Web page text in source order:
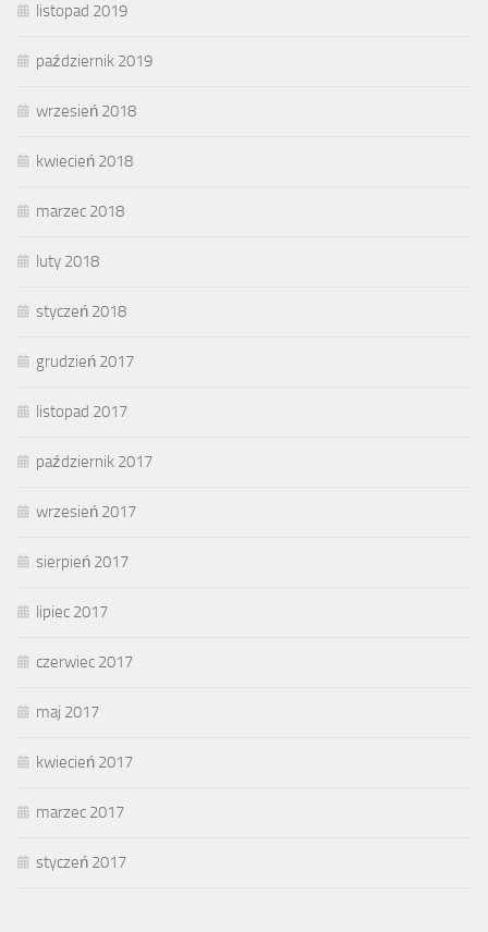
listopad 2019
październik 2019
wrzesień 2018
kwiecień 2018
marzec 2018
luty 2018
styczeń 2018
grudzień 2017
listopad 2017
październik 2017
wrzesień 2017
sierpień 2017
lipiec 2017
czerwiec 2017
maj 2017
kwiecień 2017
marzec 2017
styczeń 2017